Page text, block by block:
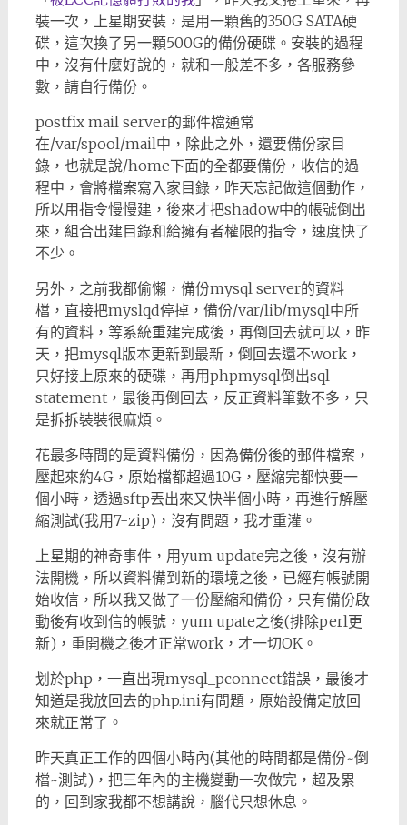
裝一次，上星期安裝，是用一顆舊的350G SATA硬
碟，這次換了另一顆500G的備份硬碟。安裝的過程
中，沒有什麼好說的，就和一般差不多，各服務參
數，請自行備份。
postfix mail server的郵件檔通常
在/var/spool/mail中，除此之外，還要備份家目
錄，也就是說/home下面的全都要備份，收信的過
程中，會將檔案寫入家目錄，昨天忘記做這個動作，
所以用指令慢慢建，後來才把shadow中的帳號倒出
來，組合出建目錄和給擁有者權限的指令，速度快了
不少。
另外，之前我都偷懶，備份mysql server的資料
檔，直接把myslqd停掉，備份/var/lib/mysql中所
有的資料，等系統重建完成後，再倒回去就可以，昨
天，把mysql版本更新到最新，倒回去還不work，
只好接上原來的硬碟，再用phpmysql倒出sql
statement，最後再倒回去，反正資料筆數不多，只
是拆拆裝裝很麻煩。
花最多時間的是資料備份，因為備份後的郵件檔案，
壓起來約4G，原始檔都超過10G，壓縮完都快要一
個小時，透過sftp丟出來又快半個小時，再進行解壓
縮測試(我用7-zip)，沒有問題，我才重灌。
上星期的神奇事件，用yum update完之後，沒有辦
法開機，所以資料備到新的環境之後，已經有帳號開
始收信，所以我又做了一份壓縮和備份，只有備份啟
動後有收到信的帳號，yum upate之後(排除perl更
新)，重開機之後才正常work，才一切OK。
划於php，一直出現mysql_pconnect錯誤，最後才
知道是我放回去的php.ini有問題，原始設備定放回
來就正常了。
昨天真正工作的四個小時內(其他的時間都是備份~倒
檔~測試)，把三年內的主機變動一次做完，超及累
的，回到家我都不想講說，腦代只想休息。